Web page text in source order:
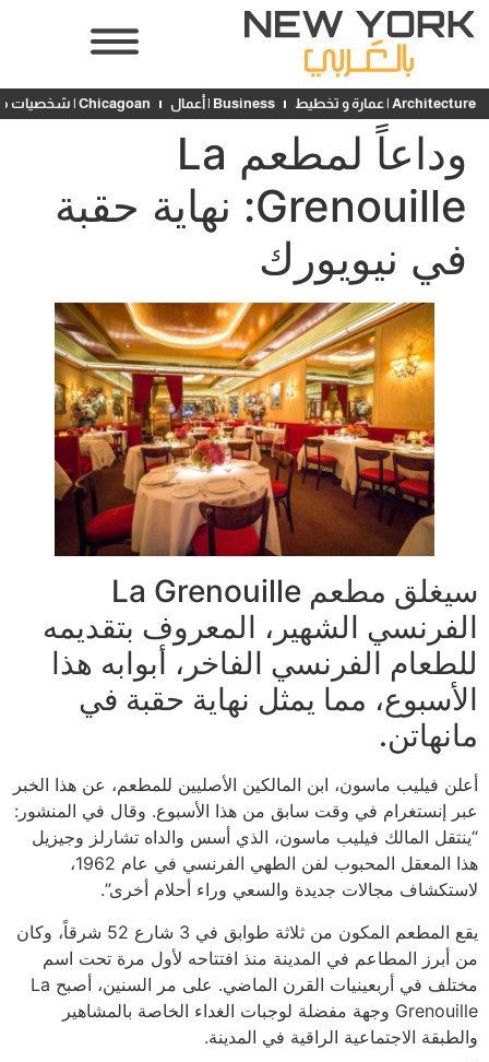
Architecture | عمارة و تخطيط Business | أعمال Chicagoan | شخصيات محلية
وداعاً لمطعم La
Grenouille: نهاية حقبة
في نيويورك
سيغلق مطعم La Grenouille
الفرنسي الشهير، المعروف بتقديمه
للطعام الفرنسي الفاخر، أبوابه هذا
الأسبوع، مما يمثل نهاية حقبة في
مانهاتن.
أعلن فيليب ماسون، ابن المالكين الأصليين للمطعم، عن هذا الخبر
عبر إنستغرام في وقت سابق من هذا الأسبوع. وقال في المنشور:
“ينتقل المالك فيليب ماسون، الذي أسس والداه تشارلز وجيزيل
هذا المعقل المحبوب لفن الطهي الفرنسي في عام 1962،
لاستكشاف مجالات جديدة والسعي وراء أحلام أخرى”.
يقع المطعم المكون من ثلاثة طوابق في 3 شارع 52 شرقاً، وكان
من أبرز المطاعم في المدينة منذ افتتاحه لأول مرة تحت اسم
مختلف في أربعينيات القرن الماضي. على مر السنين، أصبح La
Grenouille وجهة مفضلة لوجبات الغداء الخاصة بالمشاهير
والطبقة الاجتماعية الراقية في المدينة.